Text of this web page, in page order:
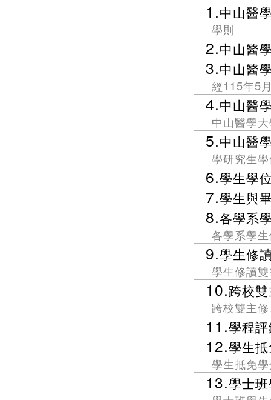
1.中山醫
學則
2.中山醫
3.中山醫
經115年5
4.中山醫
中山醫學
5.中山醫
學研究生
6.學生學
7.學生與
8.各學系
各學系學
9.學生修
學生修讀
10.跨校
跨校雙主
11.學程
12.學生
學生抵免
13.學士